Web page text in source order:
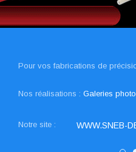
Pour vos fabrications de
Nos réalisations : Galeries
Notre site : WWW.SNEB-